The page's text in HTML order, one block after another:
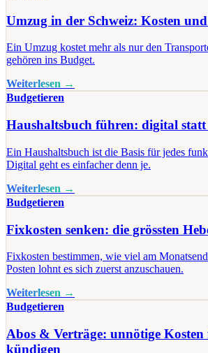
Umzug in der Schweiz: Kosten
Ein Umzug kostet mehr als nur den
gehören ins Budget.
Weiterlesen →
Budgetieren
Haushaltsbuch führen: digital statt
Ein Haushaltsbuch ist die Basis für jedes
Digital geht es einfacher denn je.
Weiterlesen →
Budgetieren
Fixkosten senken: die grössten
Fixkosten bestimmen, wie viel am
Posten lohnt es sich zuerst anzuschauen.
Weiterlesen →
Budgetieren
Abos & Verträge: unnötige
kündigen